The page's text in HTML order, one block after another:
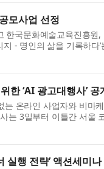
모사업 선정
국문화예술교육진흥원
- 명인의 삶을 기록하
한 ‘AI 광고대행사’
온라인 사업자와 비마
는 3일부터 이틀간 서
실행 전략’ 액션세미